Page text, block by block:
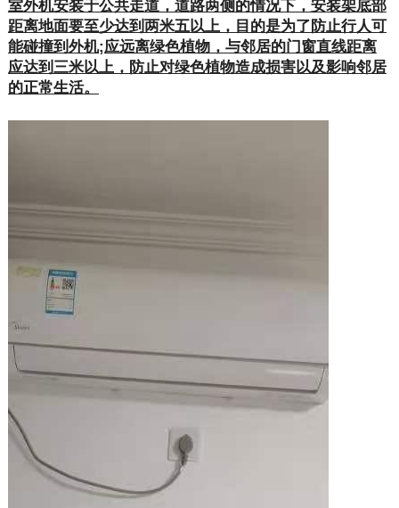
室外机安装于公共走道，道路两侧的情况下，安装架底部
距离地面要至少达到两米五以上，目的是为了防止行人可
能碰撞到外机;应远离绿色植物，与邻居的门窗直线距离
应达到三米以上，防止对绿色植物造成损害以及影响邻居
的正常生活。